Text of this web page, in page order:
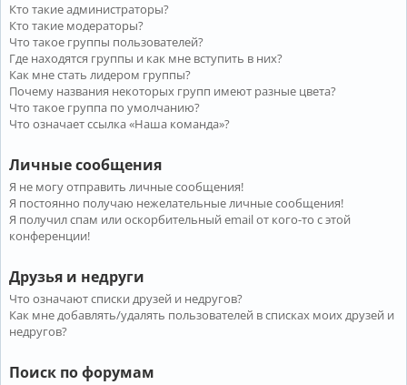
Кто такие администраторы?
Кто такие модераторы?
Что такое группы пользователей?
Где находятся группы и как мне вступить в них?
Как мне стать лидером группы?
Почему названия некоторых групп имеют разные цвета?
Что такое группа по умолчанию?
Что означает ссылка «Наша команда»?
Личные сообщения
Я не могу отправить личные сообщения!
Я постоянно получаю нежелательные личные сообщения!
Я получил спам или оскорбительный email от кого-то с этой
конференции!
Друзья и недруги
Что означают списки друзей и недругов?
Как мне добавлять/удалять пользователей в списках моих друзей и
недругов?
Поиск по форумам